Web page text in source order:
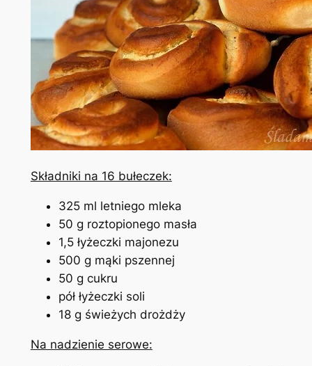
Składniki na 16 bułeczek:
325 ml letniego mleka
50 g roztopionego masła
1,5 łyżeczki majonezu
500 g mąki pszennej
50 g cukru
pół łyżeczki soli
18 g świeżych drożdży
Na nadzienie serowe: